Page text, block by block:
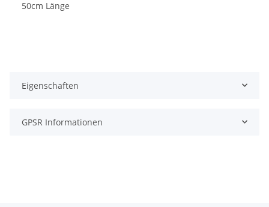
50cm Länge
Eigenschaften
GPSR Informationen